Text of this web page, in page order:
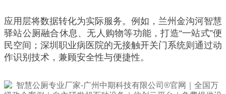
应用层将数据转化为实际服务。例如，兰州金沟河智慧
驿站公厕融合休息、无人购物等功能，打造“一站式”便
民空间；深圳职业病医院的无接触开关门系统则通过动
作识别技术，兼顾安全性与便捷性。